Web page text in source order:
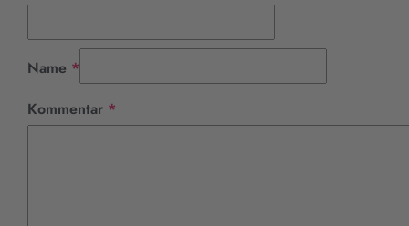
Name *
Kommentar *